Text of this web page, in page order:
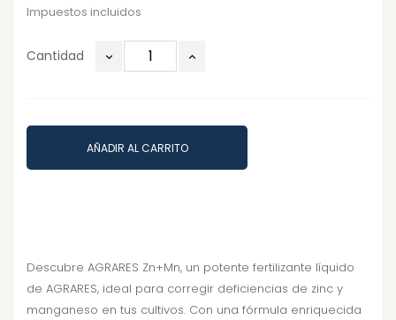
Impuestos incluidos
Cantidad
AÑADIR AL CARRITO
Descubre AGRARES Zn+Mn, un potente fertilizante líquido
de AGRARES, ideal para corregir deficiencias de zinc y
manganeso en tus cultivos. Con una fórmula enriquecida